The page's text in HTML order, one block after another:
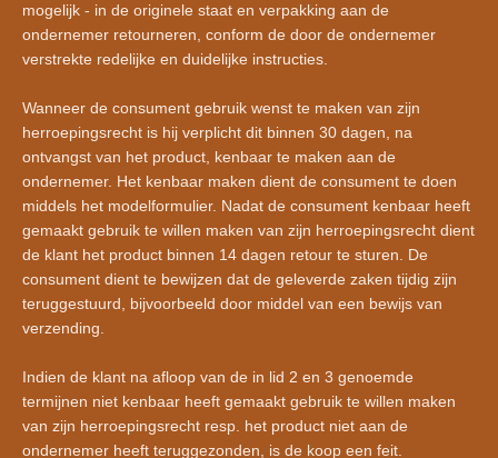
mogelijk - in de originele staat en verpakking aan de
ondernemer retourneren, conform de door de ondernemer
verstrekte redelijke en duidelijke instructies.
Wanneer de consument gebruik wenst te maken van zijn
herroepingsrecht is hij verplicht dit binnen 30 dagen, na
ontvangst van het product, kenbaar te maken aan de
ondernemer. Het kenbaar maken dient de consument te doen
middels het modelformulier. Nadat de consument kenbaar heeft
gemaakt gebruik te willen maken van zijn herroepingsrecht dient
de klant het product binnen 14 dagen retour te sturen. De
consument dient te bewijzen dat de geleverde zaken tijdig zijn
teruggestuurd, bijvoorbeeld door middel van een bewijs van
verzending.
Indien de klant na afloop van de in lid 2 en 3 genoemde
termijnen niet kenbaar heeft gemaakt gebruik te willen maken
van zijn herroepingsrecht resp. het product niet aan de
ondernemer heeft teruggezonden, is de koop een feit.